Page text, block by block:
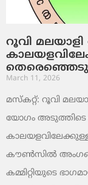
റൂവി
March 11, 2026
മസ്കറ്റ്: റൂവി
യോഗം അടുത്തിടെ
കൗൺസിൽ
കമ്മിറ്റിയുടെ